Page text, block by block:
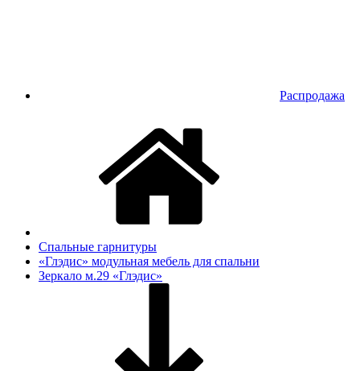
Распродажа
Спальные гарнитуры
«Глэдис» модульная мебель для спальни
Зеркало м.29 «Глэдис»